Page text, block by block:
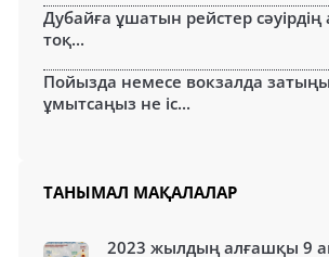
Дубайға ұшатын рейстер сәуірдің
тоқ...
Пойызда немесе вокзалда
ұмытсаңыз не іс...
ТАНЫМАЛ МАҚАЛАЛАР
2023 жылдың алғашқы 9